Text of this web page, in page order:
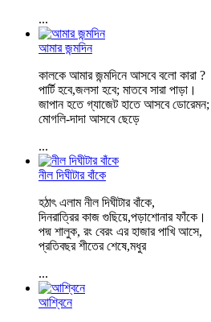
...
আমার জন্মদিন
কালকে আমার জন্মদিনে আসবে বলো কারা ?
পার্টি হবে,জলসা হবে; মাতবে সারা পাড়া।
জাপান হতে গ্যাজেট হাতে আসবে ডোরেমন;
মোগলি-দাদা আসবে ছেড়ে
...
নীল দিঘীটার বাঁকে
হঠাৎ এলাম নীল দিঘীটার বাঁকে,
দিনরাত্রির কাজ গুছিয়ে,পড়াশোনার ফাঁকে।
পদ্ম শালুক, রং বেরং এর হাজার পাখি আসে,
প্রতিবছর শীতের শেষে,মধুর
...
আশ্বিনে